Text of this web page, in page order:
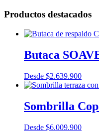
Productos destacados
Butaca
Desde $2.639.900
Sombrilla
Desde $6.009.900